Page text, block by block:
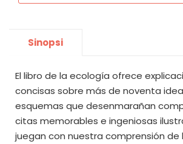
Sinopsi
El libro de la ecología ofrece
concisas sobre más de noventa
esquemas que desenmarañan
citas memorables e ingeniosas
juegan con nuestra comprensión de